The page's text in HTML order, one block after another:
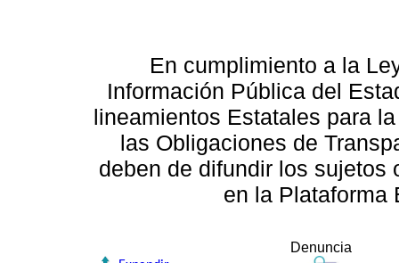
En cumplimiento a la
Información Pública del
lineamientos Estatales para
las Obligaciones de
deben de difundir los sujetos
en la Plataforma
Denuncia